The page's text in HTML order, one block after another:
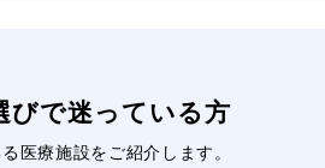
びで迷っている方
医療施設をご紹介します。